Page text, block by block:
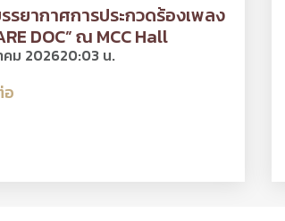
รยากาศการประกวดร้องเพลง
DOC” ณ MCC Hall
คม 202620:03 น.